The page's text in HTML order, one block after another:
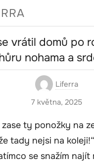
vrátil domů po
nohama a
Liferra
7 května, 2025
zase ty ponožky na
tady nejsi na
se snažím najít